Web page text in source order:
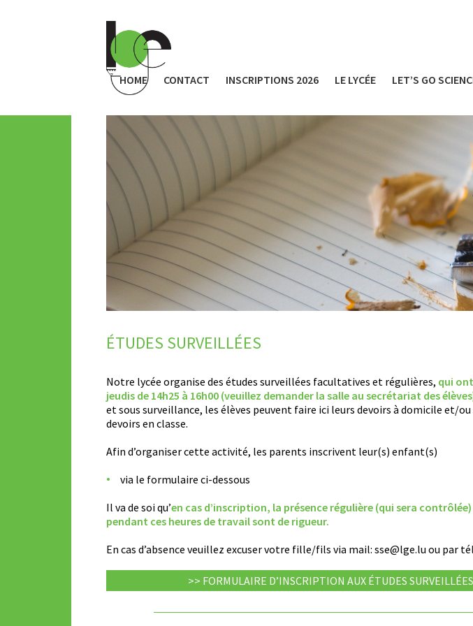
HOME CONTACT INSCRIPTIONS 2026 LE LYCÉE LET’S GO
ÉTUDES SURVEILLÉES
Notre lycée organise des études surveillées facultatives et régulières, qui
jeudis de 14h25 à 16h00 (veuillez demander la salle au secrétariat des
et sous surveillance, les élèves peuvent faire ici leurs devoirs à domicile et/ou
devoirs en classe.
Afin d’organiser cette activité, les parents inscrivent leur(s) enfant(s)
via le formulaire ci-dessous
Il va de soi qu’en cas d’inscription, la présence régulière (qui sera
pendant ces heures de travail sont de rigueur.
En cas d’absence veuillez excuser votre fille/fils via mail: sse@lge.lu ou par
>> FORMULAIRE D’INSCRIPTION AUX ÉTUDES